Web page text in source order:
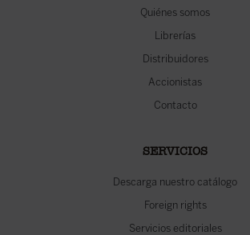
Quiénes somos
Librerías
Distribuidores
Accionistas
Contacto
SERVICIOS
Descarga nuestro catálogo
Foreign rights
Servicios editoriales